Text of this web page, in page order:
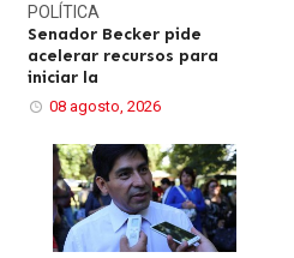
POLÍTICA
Senador Becker pide
acelerar recursos para
iniciar la
08 agosto, 2026